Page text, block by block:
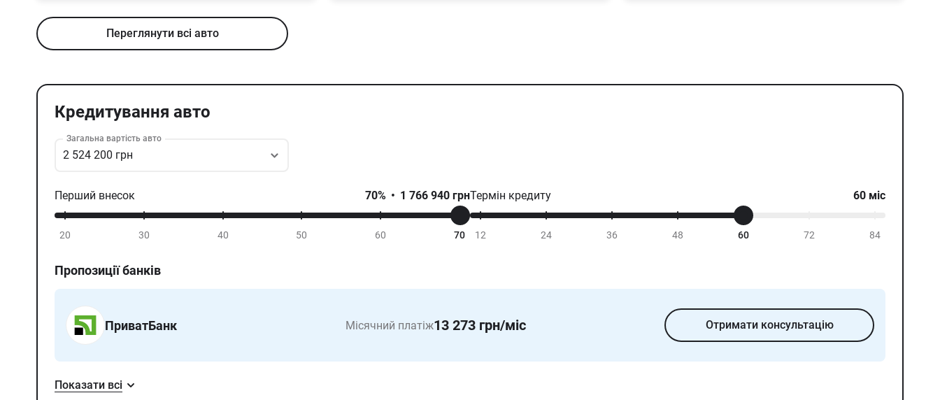
Переглянути всі авто
Кредитування авто
Загальна вартість авто
2 524 200 грн
Перший внесок 70% • 1 766 940 грн
20 30 40 50 60 70
Термін кредиту 60 міс
12 24 36 48 60 72 84
Пропозиції банків
ПриватБанк Місячний платіж13 273 грн/міс Отримати консультацію
Показати всі